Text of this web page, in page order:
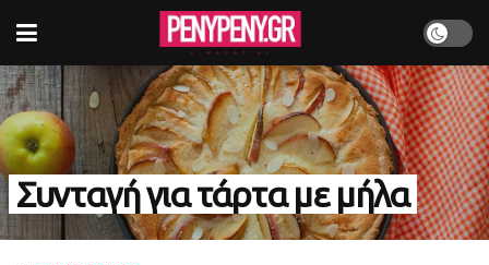
Συνταγή για τάρτα με μήλα